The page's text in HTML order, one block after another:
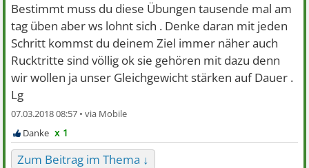
Bestimmt muss du diese Übungen tausende mal am
tag üben aber ws lohnt sich . Denke daran mit jeden
Schritt kommst du deinem Ziel immer näher auch
Rucktritte sind völlig ok sie gehören mit dazu denn
wir wollen ja unser Gleichgewicht stärken auf Dauer .
Lg
07.03.2018 08:57 •
x 1
Zum Beitrag im Thema ↓